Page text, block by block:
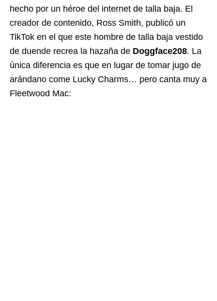
hecho por un héroe del internet de talla baja. El
creador de contenido, Ross Smith, publicó un
TikTok en el que este hombre de talla baja vestido
de duende recrea la hazaña de Doggface208. La
única diferencia es que en lugar de tomar jugo de
arándano come Lucky Charms… pero canta muy a
Fleetwood Mac: